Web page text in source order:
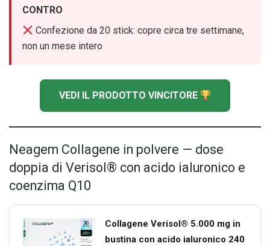
CONTRO
Confezione da 20 stick: copre circa tre settimane,
non un mese intero
VEDI IL PRODOTTO VINCITORE
Neagem Collagene in polvere — dose
doppia di Verisol® con acido ialuronico e
coenzima Q10
Collagene Verisol® 5.000 mg in
bustina con acido ialuronico 240